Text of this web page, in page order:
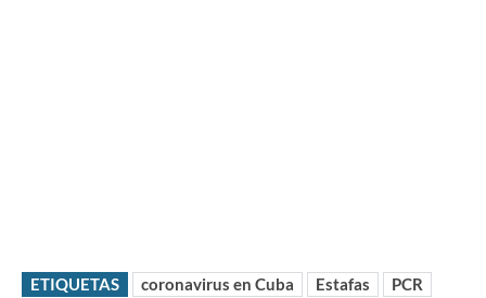
ETIQUETAS coronavirus en Cuba Estafas
PCR